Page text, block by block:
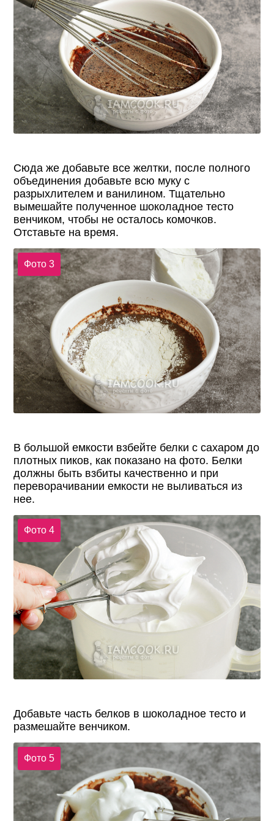
Сюда же добавьте все желтки, после полного
объединения добавьте всю муку с
разрыхлителем и ванилином. Тщательно
вымешайте полученное шоколадное тесто
венчиком, чтобы не осталось комочков.
Отставьте на время.
Фото 3
В большой емкости взбейте белки с сахаром до
плотных пиков, как показано на фото. Белки
должны быть взбиты качественно и при
переворачивании емкости не выливаться из
нее.
Фото 4
Добавьте часть белков в шоколадное тесто и
размешайте венчиком.
Фото 5